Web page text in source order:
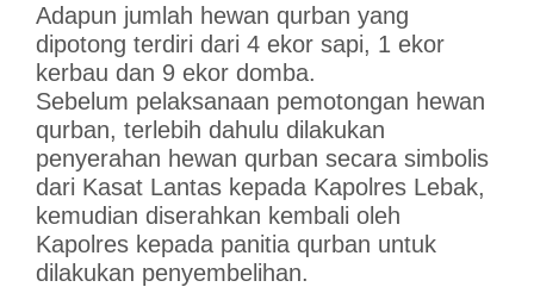
Adapun jumlah hewan qurban yang
dipotong terdiri dari 4 ekor sapi, 1 ekor
kerbau dan 9 ekor domba.
Sebelum pelaksanaan pemotongan hewan
qurban, terlebih dahulu dilakukan
penyerahan hewan qurban secara simbolis
dari Kasat Lantas kepada Kapolres Lebak,
kemudian diserahkan kembali oleh
Kapolres kepada panitia qurban untuk
dilakukan penyembelihan.